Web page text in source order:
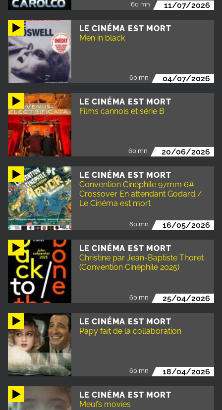
60 mn 11/07/2026
LE CINÉMA EST MORT
Men in black
60 mn 04/07/2026
LE CINÉMA EST MORT
Films cannois et série B
60 mn 20/06/2026
LE CINÉMA EST MORT
Convention Cinéphile 97mm 6# :
Crossover En attendant Godard /
Le Cinéma est mort
60 mn 16/05/2026
LE CINÉMA EST MORT
Christine par Jean-Baptiste Thoret
(Convention Cinéphile 2025)
60 mn 25/04/2026
LE CINÉMA EST MORT
Papy fait de la collaboration
60 mn 18/04/2026
LE CINÉMA EST MORT
Meufs movies